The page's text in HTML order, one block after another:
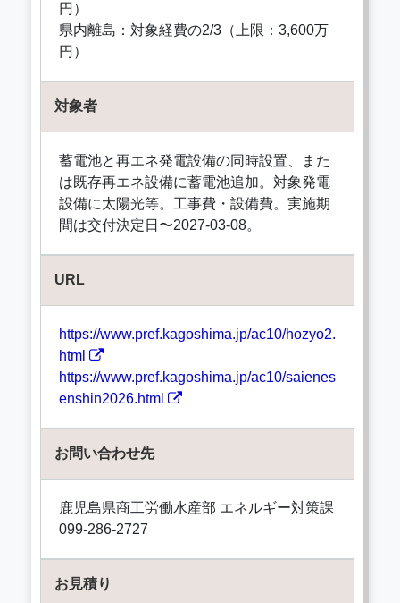
円）
県内離島：対象経費の2/3（上限：3,600万
円）
対象者
蓄電池と再エネ発電設備の同時設置、また
は既存再エネ設備に蓄電池追加。対象発電
設備に太陽光等。工事費・設備費。実施期
間は交付決定日〜2027-03-08。
URL
https://www.pref.kagoshima.jp/ac10/hozyo2.
html
https://www.pref.kagoshima.jp/ac10/saienes
enshin2026.html
お問い合わせ先
鹿児島県商工労働水産部 エネルギー対策課
099-286-2727
お見積り